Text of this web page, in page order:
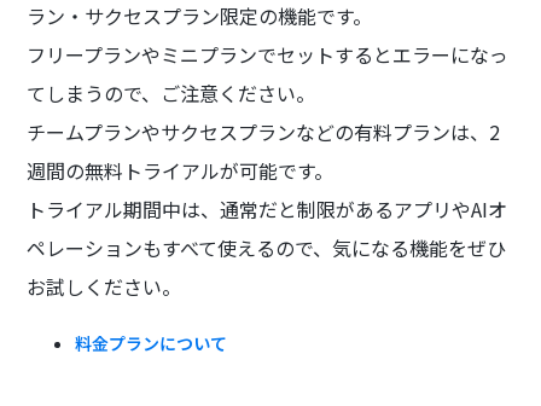
ラン・サクセスプラン限定の機能です。
フリープランやミニプランでセットするとエラーになっ
てしまうので、ご注意ください。
チームプランやサクセスプランなどの有料プランは、2
週間の無料トライアルが可能です。
トライアル期間中は、通常だと制限があるアプリやAIオ
ペレーションもすべて使えるので、気になる機能をぜひ
お試しください。
料金プランについて